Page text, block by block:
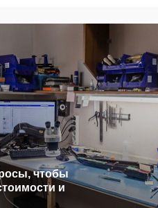
чтобы
и